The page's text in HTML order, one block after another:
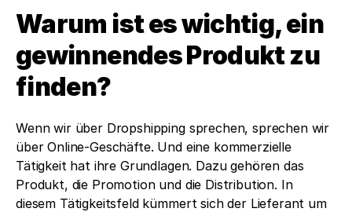
Warum ist es wichtig, ein
gewinnendes Produkt zu
finden?
Wenn wir über Dropshipping sprechen, sprechen wir
über Online-Geschäfte. Und eine kommerzielle
Tätigkeit hat ihre Grundlagen. Dazu gehören das
Produkt, die Promotion und die Distribution. In
diesem Tätigkeitsfeld kümmert sich der Lieferant um